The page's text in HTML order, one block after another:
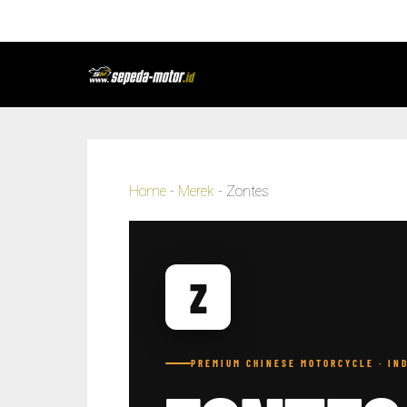
Home - Merek - Zontes
Z
PREMIUM CHINESE MOTORCYCLE ·